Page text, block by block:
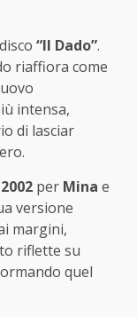
“Il Dado”.
riaffiora come
intensa,
di lasciar
2002 per Mina e
versione
margini,
riflette su
quel